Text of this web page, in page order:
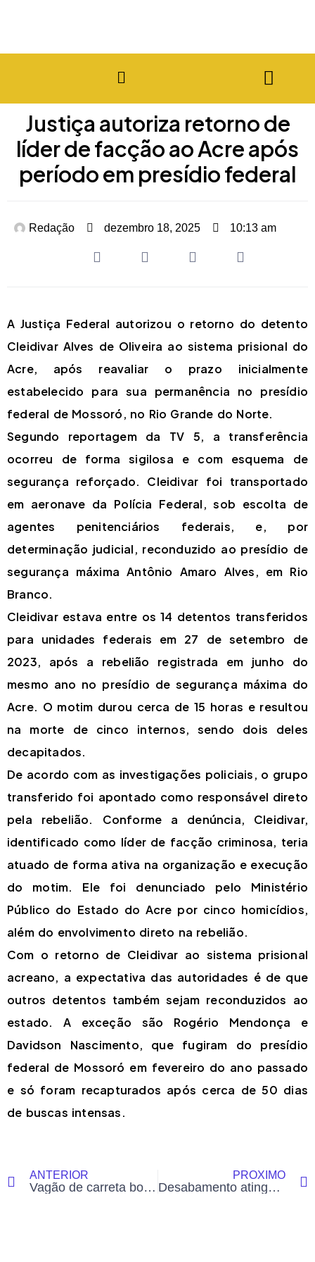
Justiça autoriza retorno de
líder de facção ao Acre após
período em presídio federal
Redação dezembro 18, 2025 10:13 am
A Justiça Federal autorizou o retorno do detento
Cleidivar Alves de Oliveira ao sistema prisional do
Acre, após reavaliar o prazo inicialmente
estabelecido para sua permanência no presídio
federal de Mossoró, no Rio Grande do Norte.
Segundo reportagem da TV 5, a transferência
ocorreu de forma sigilosa e com esquema de
segurança reforçado. Cleidivar foi transportado
em aeronave da Polícia Federal, sob escolta de
agentes penitenciários federais, e, por
determinação judicial, reconduzido ao presídio de
segurança máxima Antônio Amaro Alves, em Rio
Branco.
Cleidivar estava entre os 14 detentos transferidos
para unidades federais em 27 de setembro de
2023, após a rebelião registrada em junho do
mesmo ano no presídio de segurança máxima do
Acre. O motim durou cerca de 15 horas e resultou
na morte de cinco internos, sendo dois deles
decapitados.
De acordo com as investigações policiais, o grupo
transferido foi apontado como responsável direto
pela rebelião. Conforme a denúncia, Cleidivar,
identificado como líder de facção criminosa, teria
atuado de forma ativa na organização e execução
do motim. Ele foi denunciado pelo Ministério
Público do Estado do Acre por cinco homicídios,
além do envolvimento direto na rebelião.
Com o retorno de Cleidivar ao sistema prisional
acreano, a expectativa das autoridades é de que
outros detentos também sejam reconduzidos ao
estado. A exceção são Rogério Mendonça e
Davidson Nascimento, que fugiram do presídio
federal de Mossoró em fevereiro do ano passado
e só foram recapturados após cerca de 50 dias
de buscas intensas.
ANTERIOR
Vagão de carreta boiadeira se solta, tomba e interdita rodovia entre Sena Madureira e Rio Branco
PRÓXIMO
Desabamento atinge quarto durante madrugada de chuva forte em Rio Branco; veja o vídeo